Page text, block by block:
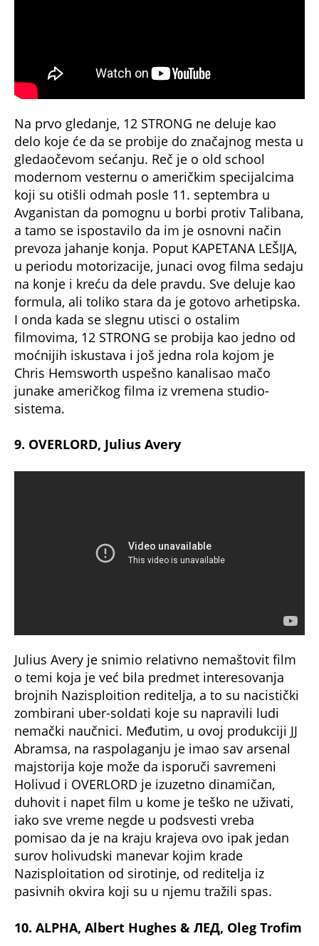
Na prvo gledanje, 12 STRONG ne deluje kao
delo koje će da se probije do značajnog mesta u
gledaočevom sećanju. Reč je o old school
modernom vesternu o američkim specijalcima
koji su otišli odmah posle 11. septembra u
Avganistan da pomognu u borbi protiv Talibana,
a tamo se ispostavilo da im je osnovni način
prevoza jahanje konja. Poput KAPETANA LEŠIJA,
u periodu motorizacije, junaci ovog filma sedaju
na konje i kreću da dele pravdu. Sve deluje kao
formula, ali toliko stara da je gotovo arhetipska.
I onda kada se slegnu utisci o ostalim
filmovima, 12 STRONG se probija kao jedno od
moćnijih iskustava i još jedna rola kojom je
Chris Hemsworth uspešno kanalisao mačo
junake američkog filma iz vremena studio-
sistema.
9. OVERLORD, Julius Avery
Julius Avery je snimio relativno nemaštovit film
o temi koja je već bila predmet interesovanja
brojnih Nazisploition reditelja, a to su nacistički
zombirani uber-soldati koje su napravili ludi
nemački naučnici. Međutim, u ovoj produkciji JJ
Abramsa, na raspolaganju je imao sav arsenal
majstorija koje može da isporuči savremeni
Holivud i OVERLORD je izuzetno dinamičan,
duhovit i napet film u kome je teško ne uživati,
iako sve vreme negde u podsvesti vreba
pomisao da je na kraju krajeva ovo ipak jedan
surov holivudski manevar kojim krade
Nazisploitation od sirotinje, od reditelja iz
pasivnih okvira koji su u njemu tražili spas.
10. ALPHA, Albert Hughes & ЛЕД, Оleg Trofim